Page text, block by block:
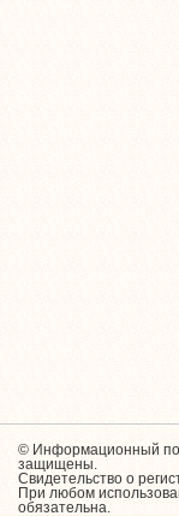
© Информационный
защищены.
Свидетельство о
При любом
обязательна.